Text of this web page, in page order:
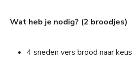
Wat heb je nodig? (2 broodjes)
4 sneden vers brood naar keus